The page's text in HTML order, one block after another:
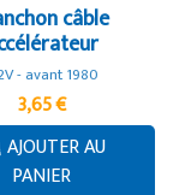
câble
- avant 1980
3,65 €
AJOUTER AU
PANIER